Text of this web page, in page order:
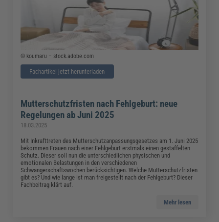
© koumaru – stock.adobe.com
Fachartikel jetzt herunterladen
Mutterschutzfristen nach Fehlgeburt: neue
Regelungen ab Juni 2025
18.03.2025
Mit Inkrafttreten des Mutterschutzanpassungsgesetzes am 1. Juni 2025
bekommen Frauen nach einer Fehlgeburt erstmals einen gestaffelten
Schutz. Dieser soll nun die unterschiedlichen physischen und
emotionalen Belastungen in den verschiedenen
Schwangerschaftswochen berücksichtigen. Welche Mutterschutzfristen
gibt es? Und wie lange ist man freigestellt nach der Fehlgeburt? Dieser
Fachbeitrag klärt auf.
Mehr lesen